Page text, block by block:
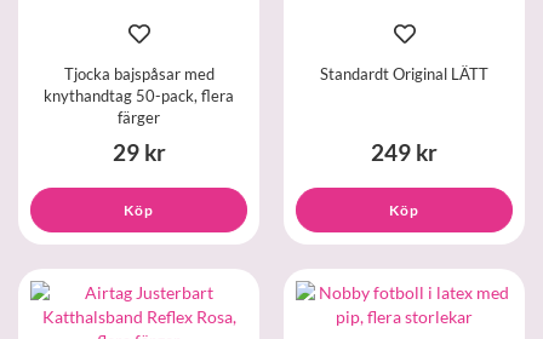
Tjocka bajspåsar med
knythandtag 50-pack, flera
färger
29 kr
Köp
Standardt Original LÄTT
249 kr
Köp